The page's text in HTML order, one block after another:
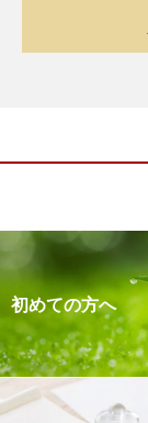
初めての方へ